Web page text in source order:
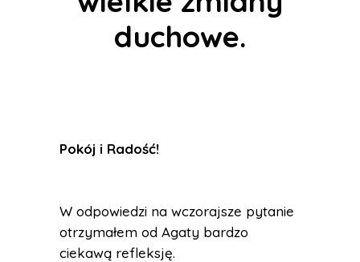
duchowe.
Pokój i Radość!
W odpowiedzi na wczorajsze pytanie
otrzymałem od Agaty bardzo
ciekawą refleksję.